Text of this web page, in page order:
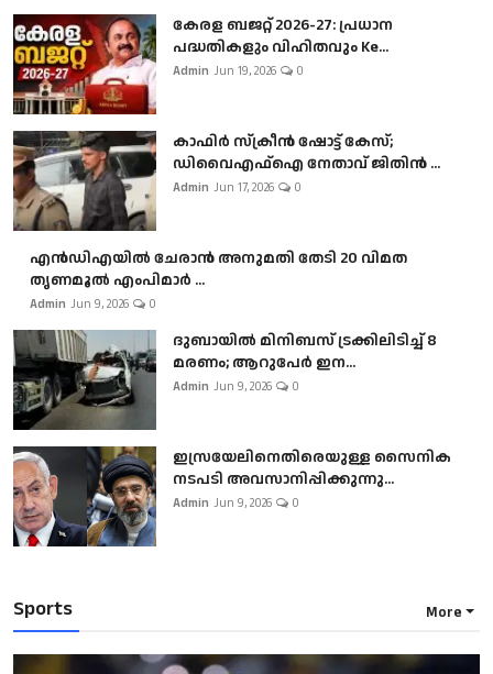
കേരള ബജറ്റ് 2026-27: പ്രധാന
പദ്ധതികളും വിഹിതവും Ke...
Admin Jun 19, 2026 0
കാഫിർ സ്‌ക്രീൻ ഷോട്ട് കേസ്;
ഡിവൈഎഫ്ഐ നേതാവ് ജിതിൻ ...
Admin Jun 17, 2026 0
എൻഡിഎയിൽ ചേരാൻ അനുമതി തേടി 20 വിമത
തൃണമൂൽ എംപിമാർ ...
Admin Jun 9, 2026 0
ദുബായിൽ മിനിബസ്​ ട്രക്കിലിടിച്ച് 8
മരണം; ആറുപേർ ഇന...
Admin Jun 9, 2026 0
ഇസ്രയേലിനെതിരെയുള്ള സൈനിക
നടപടി അവസാനിപ്പിക്കുന്നു...
Admin Jun 9, 2026 0
Sports More